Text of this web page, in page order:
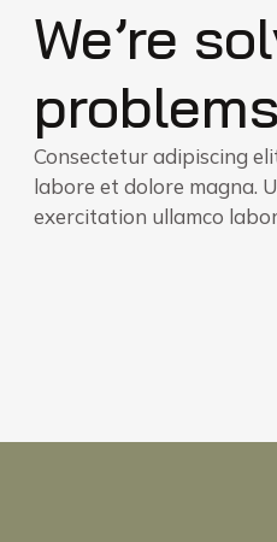
We’re
Consectetur adipiscing
labore et dolore magna.
exercitation ullamco